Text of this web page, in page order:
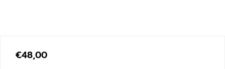
€48,00